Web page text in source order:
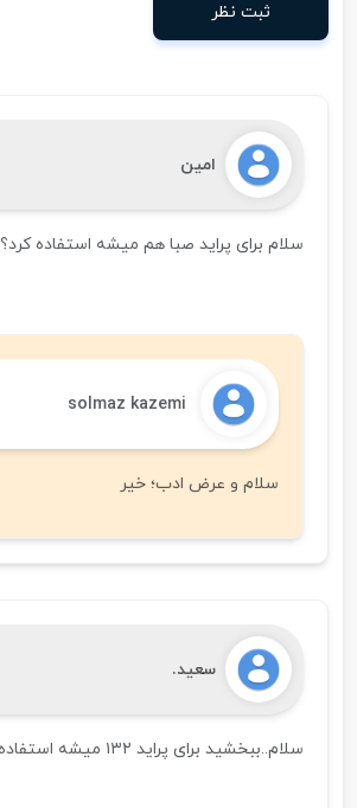
ثبت نظر
امین
سلام برای پراید صبا هم میشه استفاده کرد؟
solmaz kazemi
سلام و عرض ادب؛ خیر
سعید.
سلام‌..ببخشید برای پراید ۱۳۲ میشه استفاده کرد؟